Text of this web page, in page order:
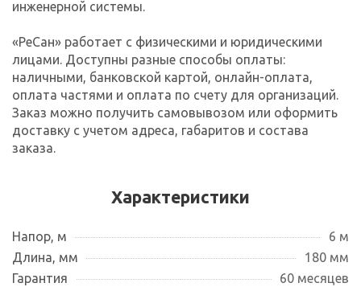
инженерной системы.
«РеСан» работает с физическими и юридическими
лицами. Доступны разные способы оплаты:
наличными, банковской картой, онлайн-оплата,
оплата частями и оплата по счету для организаций.
Заказ можно получить самовывозом или оформить
доставку с учетом адреса, габаритов и состава
заказа.
Характеристики
Напор, м
6 м
Длина, мм
180 мм
Гарантия
60 месяцев